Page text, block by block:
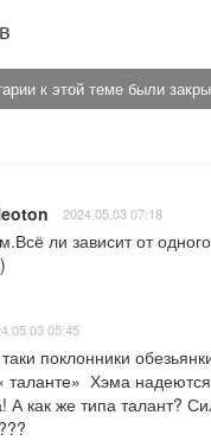
к этой теме были
2024.05.03 07:18
ли зависит от
05:45
поклонники
таланте»  Хэма
А как же типа талант?